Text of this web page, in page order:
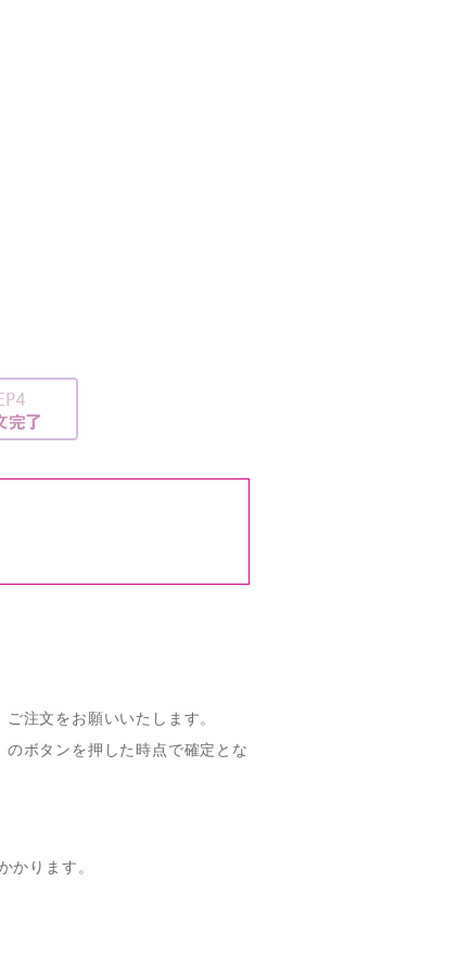
注文をお願いいたします。
ボタンを押した時点で確定とな
ります。